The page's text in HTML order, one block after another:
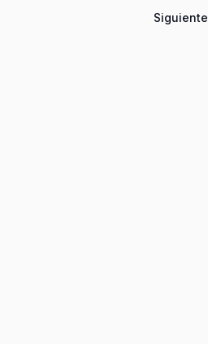
Siguiente